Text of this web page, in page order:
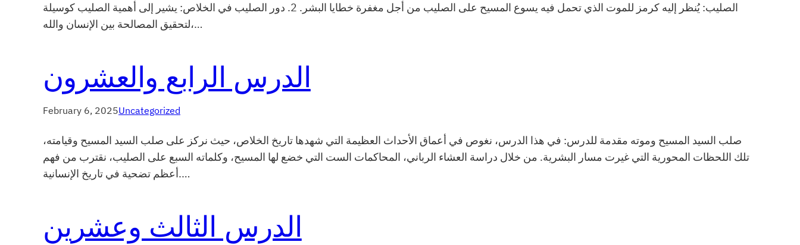
الصليب: يُنظر إليه كرمز للموت الذي تحمل فيه يسوع المسيح على الصليب من أجل مغفرة خطايا البشر. 2. دور الصليب في الخلاص: يشير إلى أهمية الصليب كوسيلة
لتحقيق المصالحة بين الإنسان والله،…
الدرس الرابع والعشرون
February 6, 2025Uncategorized
صلب السيد المسيح وموته مقدمة للدرس: في هذا الدرس، نغوص في أعماق الأحداث العظيمة التي شهدها تاريخ الخلاص، حيث نركز على صلب السيد المسيح وقيامته،
تلك اللحظات المحورية التي غيرت مسار البشرية. من خلال دراسة العشاء الرباني، المحاكمات الست التي خضع لها المسيح، وكلماته السبع على الصليب، نقترب من فهم
أعظم تضحية في تاريخ الإنسانية.…
الدرس الثالث وعشرين